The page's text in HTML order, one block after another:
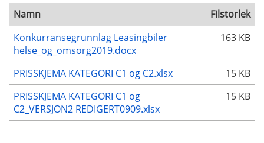
Namn
Filstorlek
Konkurransegrunnlag Leasingbiler
helse_og_omsorg2019.docx
163 KB
PRISSKJEMA KATEGORI C1 og C2.xlsx
15 KB
PRISSKJEMA KATEGORI C1 og
C2_VERSJON2 REDIGERT0909.xlsx
15 KB